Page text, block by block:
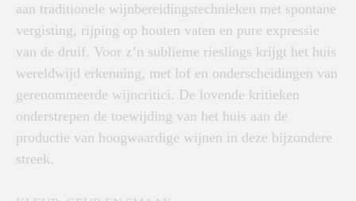
aan traditionele wijnbereidingstechnieken met spontane
vergisting, rijping op houten vaten en pure expressie
van de druif. Voor z’n sublieme rieslings krijgt het huis
wereldwijd erkenning, met lof en onderscheidingen van
gerenommeerde wijncritici. De lovende kritieken
onderstrepen de toewijding van het huis aan de
productie van hoogwaardige wijnen in deze bijzondere
streek.